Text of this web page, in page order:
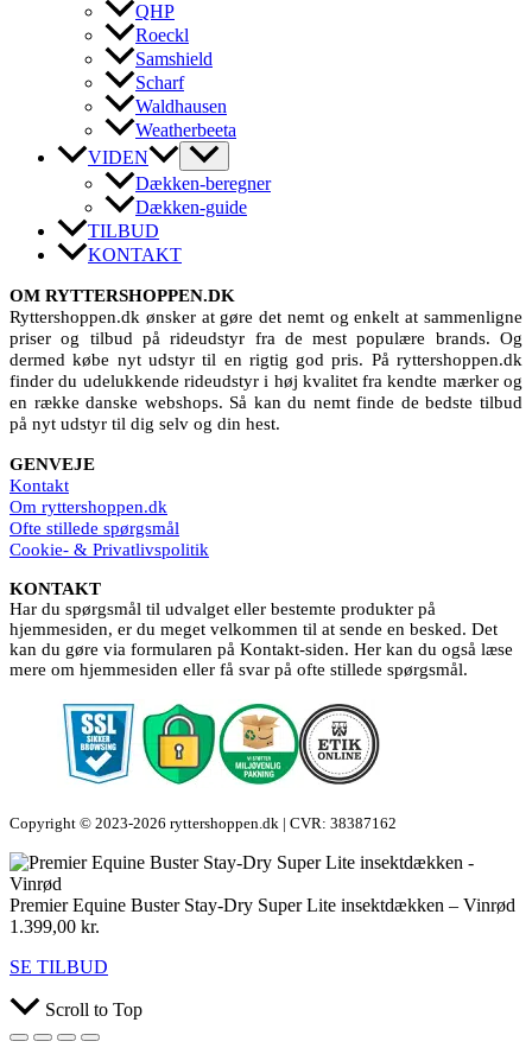
QHP
Roeckl
Samshield
Scharf
Waldhausen
Weatherbeeta
VIDEN
Dækken-beregner
Dækken-guide
TILBUD
KONTAKT
OM RYTTERSHOPPEN.DK
Ryttershoppen.dk ønsker at gøre det nemt og enkelt at sammenligne
priser og tilbud på rideudstyr fra de mest populære brands. Og
dermed købe nyt udstyr til en rigtig god pris. På ryttershoppen.dk
finder du udelukkende rideudstyr i høj kvalitet fra kendte mærker og
en række danske webshops. Så kan du nemt finde de bedste tilbud
på nyt udstyr til dig selv og din hest.
GENVEJE
Kontakt
Om ryttershoppen.dk
Ofte stillede spørgsmål
Cookie- & Privatlivspolitik
KONTAKT
Har du spørgsmål til udvalget eller bestemte produkter på
hjemmesiden, er du meget velkommen til at sende en besked. Det
kan du gøre via formularen på Kontakt-siden. Her kan du også læse
mere om hjemmesiden eller få svar på ofte stillede spørgsmål.
Copyright © 2023-2026 ryttershoppen.dk | CVR: 38387162
Premier Equine Buster Stay-Dry Super Lite insektdækken – Vinrød
1.399,00 kr.
SE TILBUD
Scroll to Top